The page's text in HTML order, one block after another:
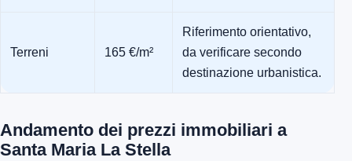
Terreni 165 €/m²
Riferimento orientativo,
da verificare secondo
destinazione urbanistica.
Andamento dei prezzi immobiliari a
Santa Maria La Stella